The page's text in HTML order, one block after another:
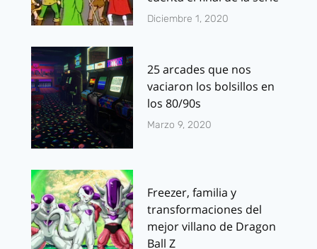
Diciembre 1, 2020
25 arcades que nos
vaciaron los bolsillos en
los 80/90s
Marzo 9, 2020
Freezer, familia y
transformaciones del
mejor villano de Dragon
Ball Z